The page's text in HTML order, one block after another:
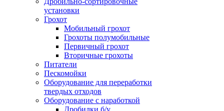
установки
Грохот
Мобильный грохот
Грохоты полумобильные
Первичный грохот
Вторичные грохоты
Питатели
Пескомойки
Оборудование для переработки
твердых отходов
Оборудование с наработкой
Дробилки б/у